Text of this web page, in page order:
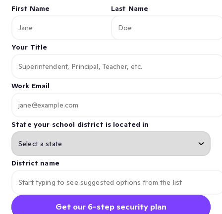
First Name Last Name
Your Title
Work Email
State your school district is located in
District name
Get our 6-step security plan